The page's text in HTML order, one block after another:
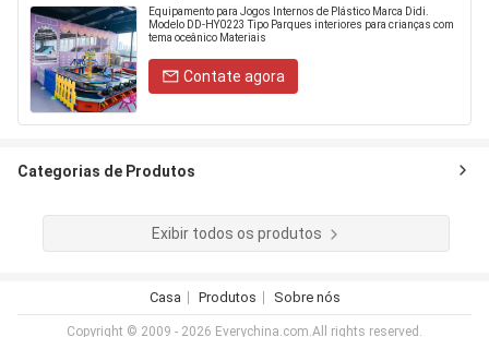
Equipamento para Jogos Internos de Plástico Marca Didi.
Modelo DD-HY0223 Tipo Parques interiores para crianças com
tema oceânico Materiais
Contate agora
Categorias de Produtos
Exibir todos os produtos
Casa Produtos Sobre nós
Copyright © 2009 - 2026 Everychina.com.All rights reserved.